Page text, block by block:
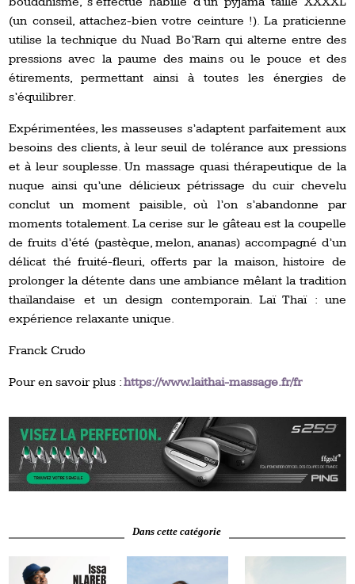
(un conseil, attachez-bien votre ceinture !). La praticienne
utilise la technique du Nuad Bo’Rarn qui alterne entre des
pressions avec la paume des mains ou le pouce et des
étirements, permettant ainsi à toutes les énergies de
s’équilibrer.
Expérimentées, les masseuses s’adaptent parfaitement aux
besoins des clients, à leur seuil de tolérance aux pressions
et à leur souplesse. Un massage quasi thérapeutique de la
nuque ainsi qu’une délicieux pétrissage du cuir chevelu
conclut un moment paisible, où l’on s’abandonne par
moments totalement. La cerise sur le gâteau est la coupelle
de fruits d’été (pastèque, melon, ananas) accompagné d’un
délicat thé fruité-fleuri, offerts par la maison, histoire de
prolonger la détente dans une ambiance mêlant la tradition
thaïlandaise et un design contemporain. Laï Thaï : une
expérience relaxante unique.
Franck Crudo
Pour en savoir plus :https://www.laithai-massage.fr/fr
Dans cette catégorie